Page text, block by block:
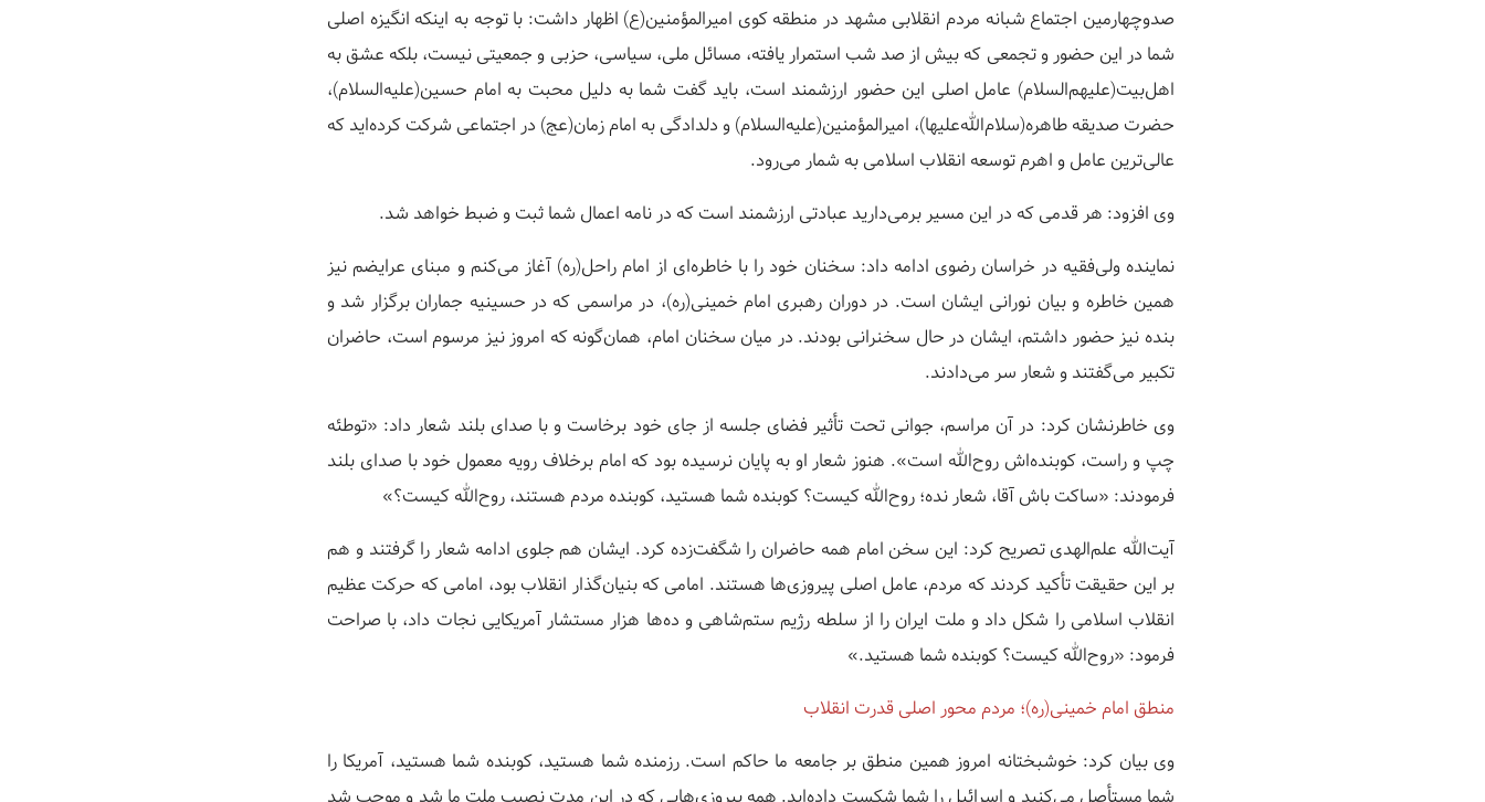
صدوچهارمین اجتماع شبانه مردم انقلابی مشهد در منطقه کوی امیرالمؤمنین(ع) اظهار داشت: با توجه به اینکه انگیزه اصلی
شما در این حضور و تجمعی که بیش از صد شب استمرار یافته، مسائل ملی، سیاسی، حزبی و جمعیتی نیست، بلکه عشق به
اهل‌بیت(علیهم‌السلام) عامل اصلی این حضور ارزشمند است، باید گفت شما به دلیل محبت به امام حسین(علیه‌السلام)،
حضرت صدیقه طاهره(سلام‌الله‌علیها)، امیرالمؤمنین(علیه‌السلام) و دلدادگی به امام زمان(عج) در اجتماعی شرکت کرده‌اید که
عالی‌ترین عامل و اهرم توسعه انقلاب اسلامی به شمار می‌رود.
وی افزود: هر قدمی که در این مسیر برمی‌دارید عبادتی ارزشمند است که در نامه اعمال شما ثبت و ضبط خواهد شد.
نماینده ولی‌فقیه در خراسان رضوی ادامه داد: سخنان خود را با خاطره‌ای از امام راحل(ره) آغاز می‌کنم و مبنای عرایضم نیز
همین خاطره و بیان نورانی ایشان است. در دوران رهبری امام خمینی(ره)، در مراسمی که در حسینیه جماران برگزار شد و
بنده نیز حضور داشتم، ایشان در حال سخنرانی بودند. در میان سخنان امام، همان‌گونه که امروز نیز مرسوم است، حاضران
تکبیر می‌گفتند و شعار سر می‌دادند.
وی خاطرنشان کرد: در آن مراسم، جوانی تحت تأثیر فضای جلسه از جای خود برخاست و با صدای بلند شعار داد: «توطئه
چپ و راست، کوبنده‌اش روح‌الله است». هنوز شعار او به پایان نرسیده بود که امام برخلاف رویه معمول خود با صدای بلند
فرمودند: «ساکت باش آقا، شعار نده؛ روح‌الله کیست؟ کوبنده شما هستید، کوبنده مردم هستند، روح‌الله کیست؟»
آیت‌الله علم‌الهدی تصریح کرد: این سخن امام همه حاضران را شگفت‌زده کرد. ایشان هم جلوی ادامه شعار را گرفتند و هم
بر این حقیقت تأکید کردند که مردم، عامل اصلی پیروزی‌ها هستند. امامی که بنیان‌گذار انقلاب بود، امامی که حرکت عظیم
انقلاب اسلامی را شکل داد و ملت ایران را از سلطه رژیم ستم‌شاهی و ده‌ها هزار مستشار آمریکایی نجات داد، با صراحت
فرمود: «روح‌الله کیست؟ کوبنده شما هستید.»
منطق امام خمینی(ره)؛ مردم محور اصلی قدرت انقلاب
وی بیان کرد: خوشبختانه امروز همین منطق بر جامعه ما حاکم است. رزمنده شما هستید، کوبنده شما هستید، آمریکا را